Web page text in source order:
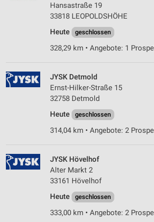
Hansastraße 19
33818 LEOPOLDSHÖHE
Heute
geschlossen
328,29 km • Angebote: 1
JYSK Detmold
Ernst-Hilker-Straße 15
32758 Detmold
Heute
geschlossen
314,04 km • Angebote: 2
JYSK Hövelhof
Alter Markt 2
33161 Hövelhof
Heute
geschlossen
333,00 km • Angebote: 2